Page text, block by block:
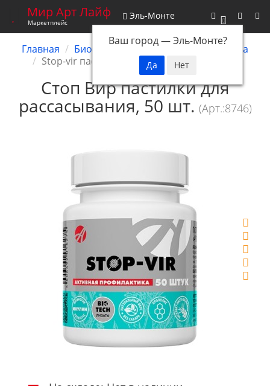
0
Мир Арт Лайф
Маркетплейс
Эль-Монте
Ваш город —Эль-Монте?
Главная Биокомплексы
Иммунная система
Stop-vir пастилки для рассасывания, 50 шт
Стоп Вир пастилки для
рассасывания, 50 шт. (Арт.:8746)